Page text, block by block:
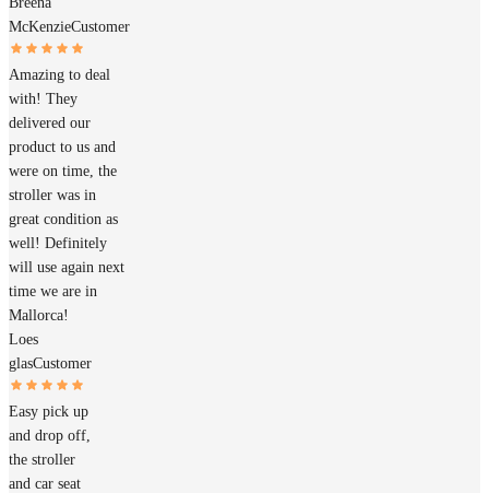
McKenzieCustomer
Amazing to deal
with! They
delivered our
product to us and
were on time, the
stroller was in
great condition as
well! Definitely
will use again next
time we are in
Mallorca!
Loes
glasCustomer
Easy pick up
and drop off,
the stroller
and car seat